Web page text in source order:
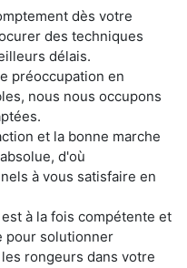
dès votre
des techniques
délais.
préoccupation en
nous nous occupons
et la bonne marche
d'où
à vous satisfaire en
à la fois compétente et
pour solutionner
rongeurs dans votre